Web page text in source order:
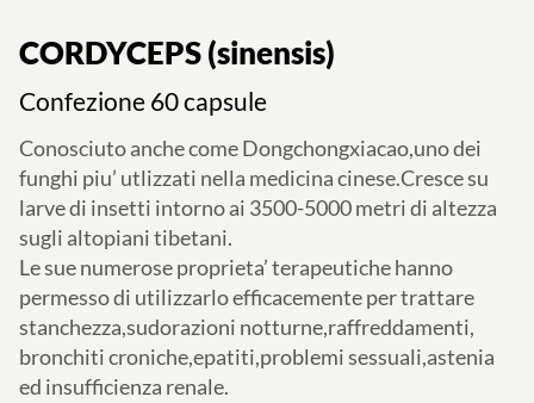
CORDYCEPS (sinensis)
Confezione 60 capsule
Conosciuto anche come Dongchongxiacao,uno dei
funghi piu’ utlizzati nella medicina cinese.Cresce su
larve di insetti intorno ai 3500-5000 metri di altezza
sugli altopiani tibetani.
Le sue numerose proprieta’ terapeutiche hanno
permesso di utilizzarlo efficacemente per trattare
stanchezza,sudorazioni notturne,raffreddamenti,
bronchiti croniche,epatiti,problemi sessuali,astenia
ed insufficienza renale.